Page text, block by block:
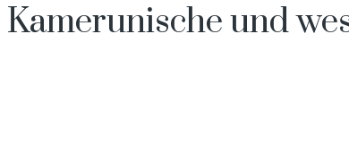
Kamerunische und